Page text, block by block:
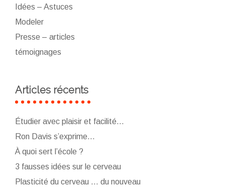
Idées – Astuces
Modeler
Presse – articles
témoignages
Articles récents
Étudier avec plaisir et facilité…
Ron Davis s’exprime…
À quoi sert l’école ?
3 fausses idées sur le cerveau
Plasticité du cerveau … du nouveau